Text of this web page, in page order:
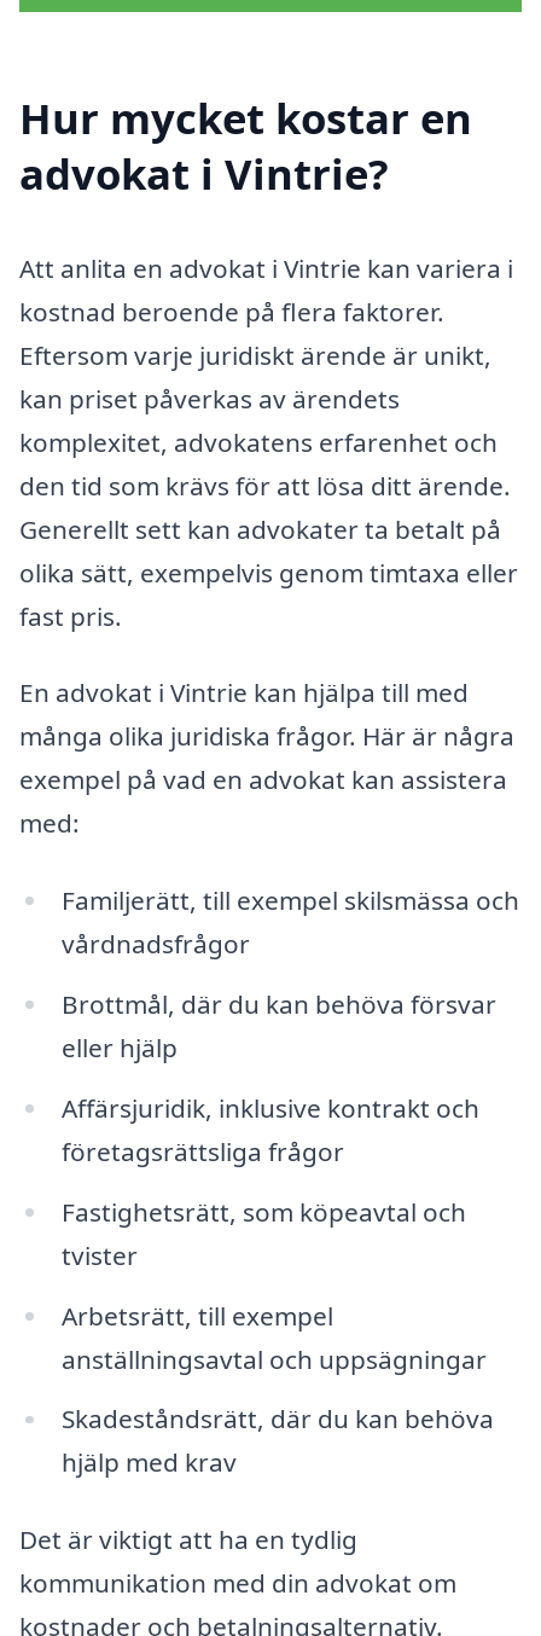
Hur mycket kostar en
advokat i Vintrie?
Att anlita en advokat i Vintrie kan variera i
kostnad beroende på flera faktorer.
Eftersom varje juridiskt ärende är unikt,
kan priset påverkas av ärendets
komplexitet, advokatens erfarenhet och
den tid som krävs för att lösa ditt ärende.
Generellt sett kan advokater ta betalt på
olika sätt, exempelvis genom timtaxa eller
fast pris.
En advokat i Vintrie kan hjälpa till med
många olika juridiska frågor. Här är några
exempel på vad en advokat kan assistera
med:
Familjerätt, till exempel skilsmässa och
vårdnadsfrågor
Brottmål, där du kan behöva försvar
eller hjälp
Affärsjuridik, inklusive kontrakt och
företagsrättsliga frågor
Fastighetsrätt, som köpeavtal och
tvister
Arbetsrätt, till exempel
anställningsavtal och uppsägningar
Skadeståndsrätt, där du kan behöva
hjälp med krav
Det är viktigt att ha en tydlig
kommunikation med din advokat om
kostnader och betalningsalternativ.